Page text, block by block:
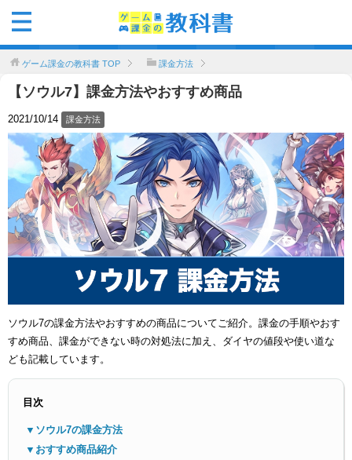
ゲーム課金の教科書 TOP 課金方法
【ソウル7】課金方法やおすすめ商品
2021/10/14 課金方法
ソウル7の課金方法やおすすめの商品についてご紹介。課金の手順やおす
すめ商品、課金ができない時の対処法に加え、ダイヤの値段や使い道な
ども記載しています。
目次
▼ソウル7の課金方法
▼おすすめ商品紹介